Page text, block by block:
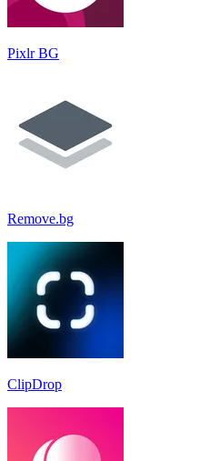
Pixlr BG
Remove.bg
ClipDrop